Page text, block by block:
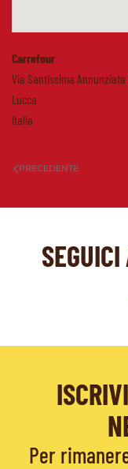
Carrefour
Via Santissima Annunziata
Lucca
Italia
PRECEDENTE
Per